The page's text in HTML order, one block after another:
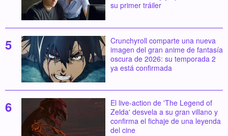
su primer tráiler
Crunchyroll comparte una nueva
imagen del gran anime de fantasía
oscura de 2026: su temporada 2
ya está confirmada
El live-action de 'The Legend of
Zelda' desvela a su gran villano y
confirma el fichaje de una leyenda
del cine